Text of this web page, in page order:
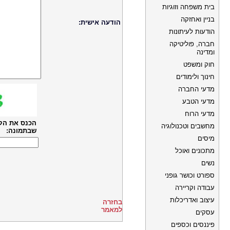
הודעה אישית:
הכנס את
שבתמונה:
בחזרה
למאמר
בית משפחה וזוגיות
בניין ואחזקה
הודעות לעיתונות
חברה, פוליטיקה
ומדינה
חוק ומשפט
חינוך ולימודים
מדעי החברה
מדעי הטבע
מדעי הרוח
מחשבים וטכנולוגיה
מיסים
מתכונים ואוכל
נשים
ספורט וכושר גופני
עבודה וקריירה
עיצוב ואדריכלות
עסקים
פיננסים וכספים